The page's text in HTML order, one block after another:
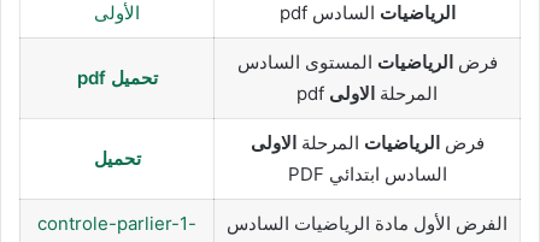
الرياضيات السادس pdf
الأولى
فرض الرياضيات المستوى السادس
المرحلة الاولى pdf
تحميل pdf
فرض الرياضيات المرحلة الاولى
السادس ابتدائي PDF
تحميل
الفرض الأول مادة الرياضيات السادس
controle-parlier-1-